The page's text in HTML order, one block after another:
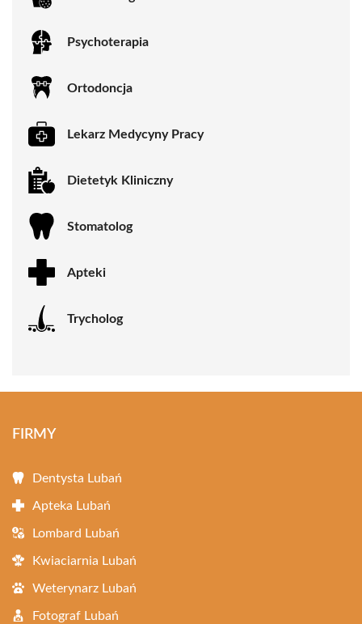
Psychoterapia
Ortodoncja
Lekarz Medycyny Pracy
Dietetyk Kliniczny
Stomatolog
Apteki
Trycholog
FIRMY
Dentysta Lubań
Apteka Lubań
Lombard Lubań
Kwiaciarnia Lubań
Weterynarz Lubań
Fotograf Lubań